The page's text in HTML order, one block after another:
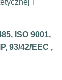
i
ISO 9001,
93/42/EEC ,